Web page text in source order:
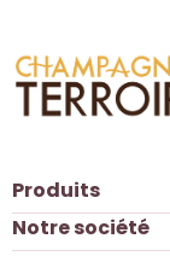
Produits
Notre société